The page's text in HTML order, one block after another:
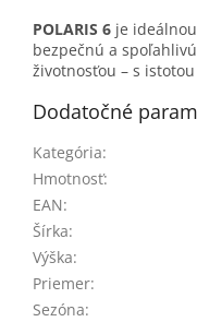
POLARIS 6 je
bezpečnú a
životnosťou – s
Dodatočné
Kategória:
Hmotnosť:
EAN:
Šírka:
Výška:
Priemer:
Sezóna: